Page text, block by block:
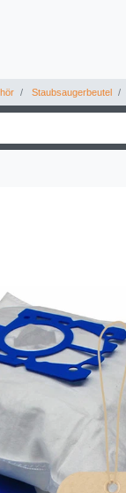
Staubsaugerbeutel